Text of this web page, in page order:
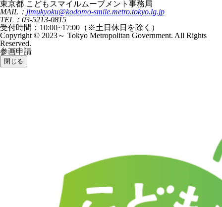
東京都 こどもスマイルムーブメント事務局
MAIL： jimukyoku@kodomo-smile.metro.tokyo.lg.jp
TEL：03-5213-0815
受付時間：10:00~17:00（※土日休日を除く）
Copyright © 2023～ Tokyo Metropolitan Government. All Rights
Reserved.
参画申請
閉じる